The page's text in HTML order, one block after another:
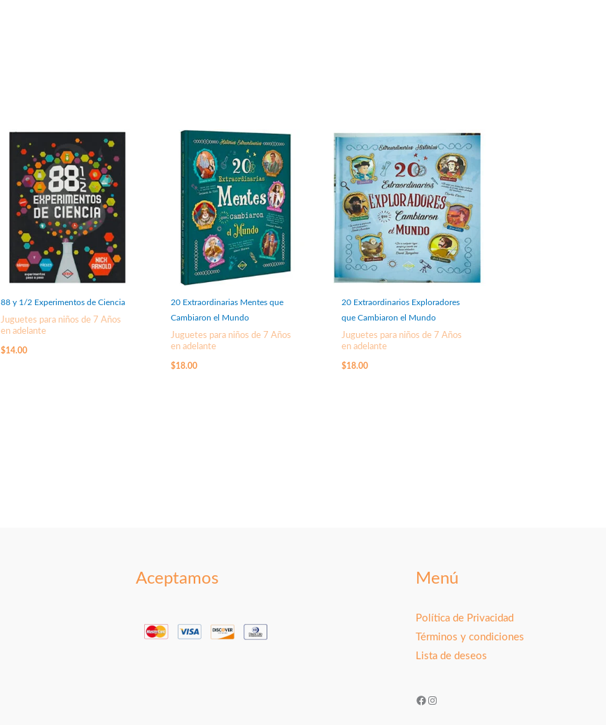
88 y 1/2 Experimentos de Ciencia
Juguetes para niños de 7 Años
en adelante
$14.00
20 Extraordinarias Mentes que
Cambiaron el Mundo
Juguetes para niños de 7 Años
en adelante
$18.00
20 Extraordinarios Exploradores
que Cambiaron el Mundo
Juguetes para niños de 7 Años
en adelante
$18.00
Aceptamos Menú
Política de Privacidad
Términos y condiciones
Lista de deseos
Facebook
Instagram